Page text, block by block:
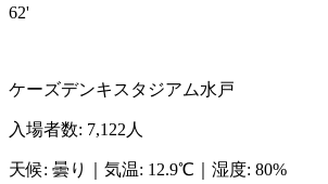
62'
ケーズデンキスタジアム水戸
入場者数: 7,122人
天候: 曇り 気温: 12.9℃ 湿度: 80%